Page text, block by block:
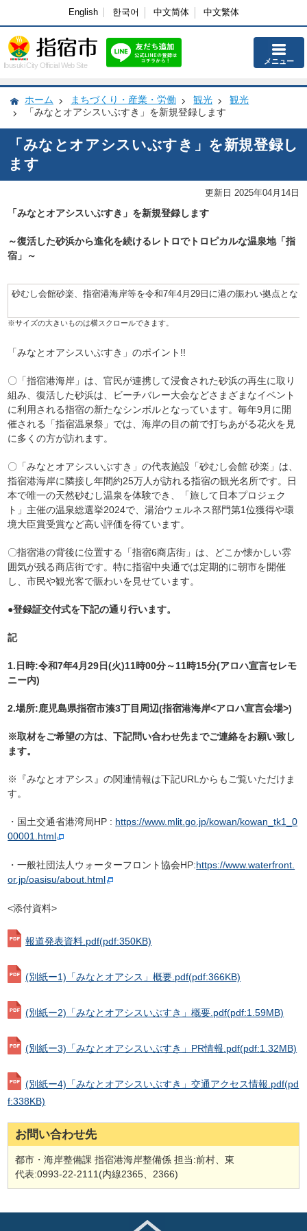
English 한국어 中文简体 中文繁体
Ibusuki City Official Web Site メニュー
ホーム まちづくり・産業・労働 観光
観光
「みなとオアシスいぶすき」を新規登録します
「みなとオアシスいぶすき」を新規登録し
ます
更新日 2025年04月14日
「みなとオアシスいぶすき」を新規登録します
～復活した砂浜から進化を続けるレトロでトロピカルな温泉地「指
宿」～
砂むし会館砂楽、指宿港海岸等を令和7年4月29 日 に港の賑わい拠点 とな
「みなとオアシスいぶすき」のポイント!!
〇「指宿港海岸」は、官民が連携して浸食された砂浜の再生に取り
組み、復活した砂浜は、ビーチバレー大会などさまざまなイベント
に利用される指宿の新たなシンボルとなっています。毎年9月に開
催される「指宿温泉祭」では、海岸の目の前で打ちあがる花火を見
に多くの方が訪れます。
〇「みなとオアシスいぶすき」の代表施設「砂むし会館 砂楽」は、
指宿港海岸に隣接し年間約25万人が訪れる指宿の観光名所です。日
本で唯一の天然砂むし温泉を体験でき、「旅して日本プロジェク
ト」主催の温泉総選挙2024で、湯治ウェルネス部門第1位獲得や環
境大臣賞受賞など高い評価を得ています。
〇指宿港の背後に位置する「指宿6商店街」は、どこか懐かしい雰
囲気が残る商店街です。特に指宿中央通では定期的に朝市を開催
し、市民や観光客で賑わいを見せています。
●登録証交付式を下記の通り行います。
記
1.日時:令和7年4月29日(火)11時00分～11時15分(アロハ宣言セレモ
ニー内)
2.場所:鹿児島県指宿市湊3丁目周辺(指宿港海岸<アロハ宣言会場>)
※取材をご希望の方は、下記問い合わせ先までご連絡をお願い致し
ます。
※『みなとオアシス』の関連情報は下記URLからもご覧いただけま
す。
・ 国土交通省港湾局HP : https://www.mlit.go.jp/kowan/kowan_tk1_0
00001.html
・一般社団法人ウォーターフロント協会HP:https://www.waterfront.
or.jp/oasisu/about.html
<添付資料>
報道発表資料.pdf(pdf:350KB)
(別紙ー1)「みなとオアシス」概要.pdf(pdf:366KB)
(別紙ー2)「みなとオアシスいぶすき」概要.pdf(pdf:1.59MB)
(別紙ー3)「みなとオアシスいぶすき」PR情報.pdf(pdf:1.32MB)
(別紙ー4)「みなとオアシスいぶすき」交通アクセス情報.pdf(pd
f:338KB)
お問い合わせ先
都市・海岸整備課 指宿港海岸整備係 担当:前村、東
代表:0993-22-2111(内線2365、2366)